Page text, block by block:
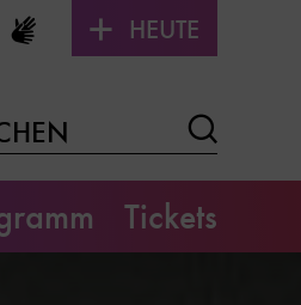
Sprache
Gebärdensprache
HEUTE
Tickets